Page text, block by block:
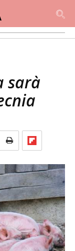
sarà